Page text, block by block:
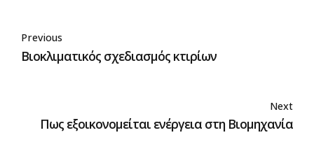
Previous
Βιοκλιματικός σχεδιασμός κτιρίων
Next
Πως εξοικονομείται ενέργεια στη Βιομηχανία